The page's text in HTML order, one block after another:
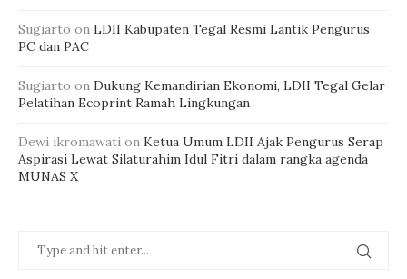
Sugiarto on LDII Kabupaten Tegal Resmi Lantik Pengurus
PC dan PAC
Sugiarto on Dukung Kemandirian Ekonomi, LDII Tegal Gelar
Pelatihan Ecoprint Ramah Lingkungan
Dewi ikromawati on Ketua Umum LDII Ajak Pengurus Serap
Aspirasi Lewat Silaturahim Idul Fitri dalam rangka agenda
MUNAS X